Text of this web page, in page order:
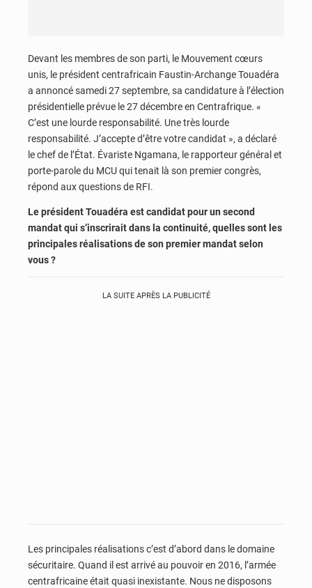
Devant les membres de son parti, le Mouvement cœurs
unis, le président centrafricain Faustin-Archange Touadéra
a annoncé samedi 27 septembre, sa candidature à l’élection
présidentielle prévue le 27 décembre en Centrafrique. «
C’est une lourde responsabilité. Une très lourde
responsabilité. J’accepte d’être votre candidat », a déclaré
le chef de l’État. Évariste Ngamana, le rapporteur général et
porte-parole du MCU qui tenait là son premier congrès,
répond aux questions de RFI.
Le président Touadéra est candidat pour un second
mandat qui s’inscrirait dans la continuité, quelles sont les
principales réalisations de son premier mandat selon
vous ?
LA SUITE APRÈS LA PUBLICITÉ
Les principales réalisations c’est d’abord dans le domaine
sécuritaire. Quand il est arrivé au pouvoir en 2016, l’armée
centrafricaine était quasi inexistante. Nous ne disposons